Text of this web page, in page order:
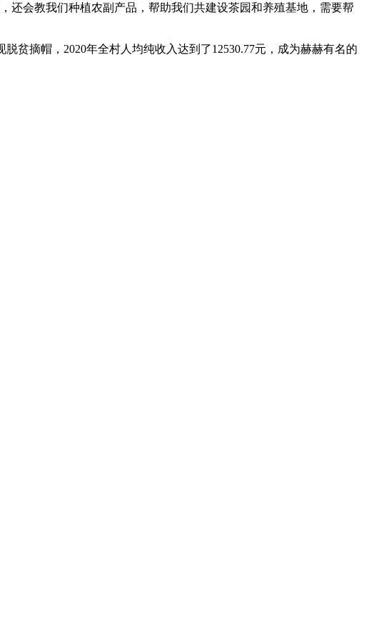
还会教我们种植农副产品，帮助我们共建设茶园和养殖基地，需要帮
摘帽，2020年全村人均纯收入达到了12530.77元，成为赫赫有名的